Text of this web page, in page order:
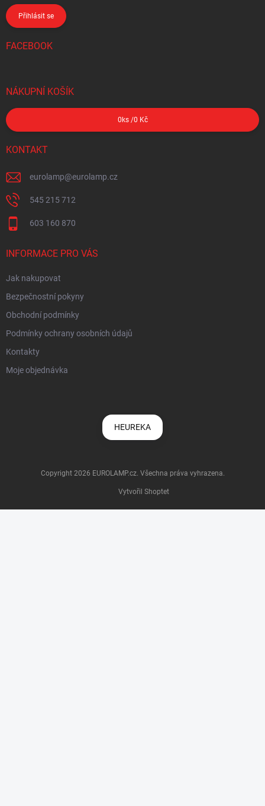
Přihlásit se
FACEBOOK
NÁKUPNÍ KOŠÍK
0 ks /0 Kč
KONTAKT
eurolamp@eurolamp.cz
545 215 712
603 160 870
INFORMACE PRO VÁS
Jak nakupovat
Bezpečnostní pokyny
Obchodní podmínky
Podmínky ochrany osobních údajů
Kontakty
Moje objednávka
HEUREKA
Vytvořil Shoptet
Copyright 2026 EUROLAMP.cz. Všechna práva vyhrazena.